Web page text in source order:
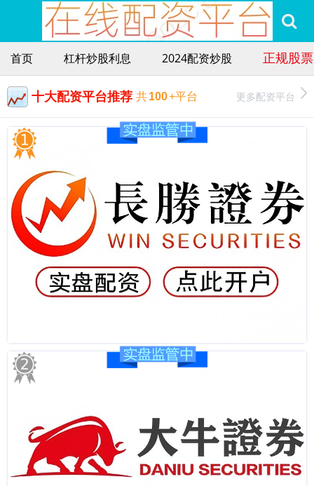
首页 杠杆炒股利息 2024配资炒股 正规股
十大配资平台推荐 共100+平台 更多配资平台